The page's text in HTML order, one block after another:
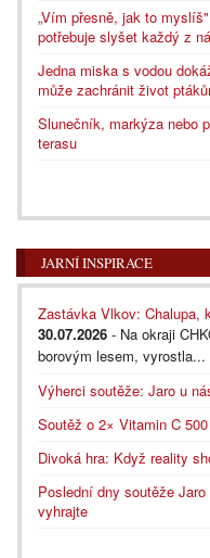
„Vím přesně, jak to
potřebuje slyšet každý z
Jedna miska s vodou
může zachránit život
Slunečník, markýza nebo
terasu
JARNÍ INSPIRACE
Zastávka Vlkov: Chalupa,
30.07.2026 - Na okraji
borovým lesem, vyrostla...
Výherci soutěže: Jaro u
Soutěž o 2× Vitamin C
Divoká hra: Když reality
Poslední dny soutěže
vyhrajte